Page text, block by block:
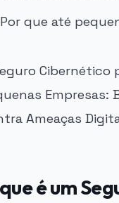
Por que até
é um